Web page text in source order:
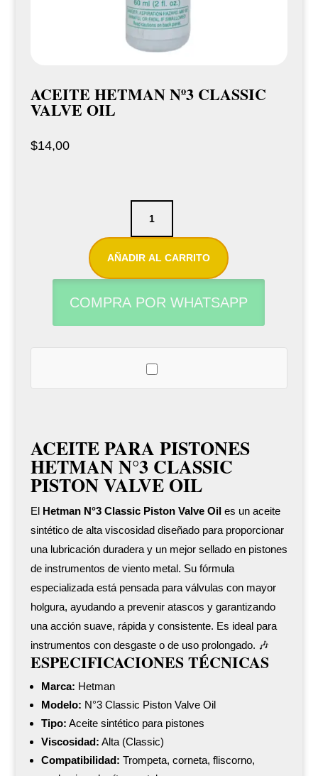
ACEITE HETMAN Nº3 CLASSIC
VALVE OIL
$14,00
oil
cantidad
AÑADIR AL CARRITO
COMPRA POR WHATSAPP
ACEITE PARA PISTONES
HETMAN N°3 CLASSIC
PISTON VALVE OIL
El Hetman N°3 Classic Piston Valve Oiles un aceite
sintético de alta viscosidad diseñado para proporcionar
una lubricación duradera y un mejor sellado en pistones
de instrumentos de viento metal. Su fórmula
especializada está pensada para válvulas con mayor
holgura, ayudando a prevenir atascos y garantizando
una acción suave, rápida y consistente. Es ideal para
instrumentos con desgaste o de uso prolongado. 🎶
ESPECIFICACIONES TÉCNICAS
Marca: Hetman
Modelo: N°3 Classic Piston Valve Oil
Tipo: Aceite sintético para pistones
Viscosidad: Alta (Classic)
Compatibilidad: Trompeta, corneta, fliscorno,